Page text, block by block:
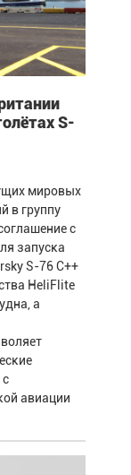
S-
мировых
в группу
с
запуска
S-76 C++
HeliFlite
а
авиации